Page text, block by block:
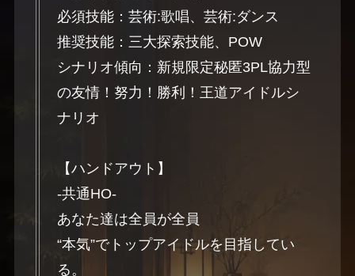
必須技能：芸術:歌唱、芸術:ダンス
推奨技能：三大探索技能、POW
シナリオ傾向：新規限定秘匿3PL協力型
の友情！努力！勝利！王道アイドルシ
ナリオ
【ハンドアウト】
-共通HO-
あなた達は全員が全員
“本気”でトップアイドルを目指してい
る。